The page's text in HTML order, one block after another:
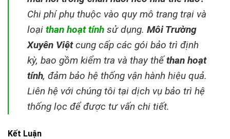
Chi phí phụ thuộc vào quy mô trang trại và
loại than hoạt tính sử dụng. Môi Trường
Xuyên Việtcung cấp các gói bảo trì định
kỳ, bao gồm kiểm tra và thay thếthan hoạt
tính, đảm bảo hệ thống vận hành hiệu quả.
Liên hệ với chúng tôi tại dịch vụ bảo trì hệ
thống lọc để được tư vấn chi tiết.
Kết Luận